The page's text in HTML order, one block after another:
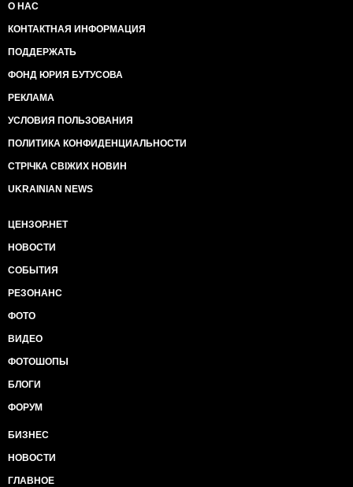
О НАС
КОНТАКТНАЯ ИНФОРМАЦИЯ
ПОДДЕРЖАТЬ
ФОНД ЮРИЯ БУТУСОВА
РЕКЛАМА
УСЛОВИЯ ПОЛЬЗОВАНИЯ
ПОЛИТИКА КОНФИДЕНЦИАЛЬНОСТИ
СТРІЧКА СВІЖИХ НОВИН
UKRAINIAN NEWS
ЦЕНЗОР.НЕТ
НОВОСТИ
СОБЫТИЯ
РЕЗОНАНС
ФОТО
ВИДЕО
ФОТОШОПЫ
БЛОГИ
ФОРУМ
БИЗНЕС
НОВОСТИ
ГЛАВНОЕ